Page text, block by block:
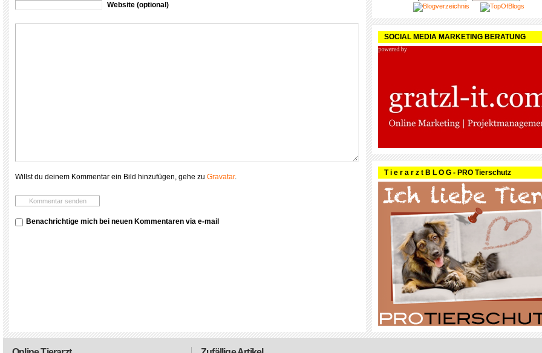
Website (optional)
Willst du deinem Kommentar ein Bild hinzufügen, gehe zu Gravatar.
Benachrichtige mich bei neuen Kommentaren via e-mail
SOCIAL MEDIA MARKETING BERATUNG
T i e r a r z t B L O G - PRO Tierschutz